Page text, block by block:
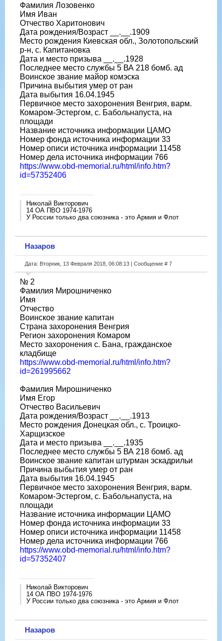
Фамилия Лозовенко
Имя Иван
Отчество Харитонович
Дата рождения/Возраст __.__.1909
Место рождения Киевская обл., Золотопольский
р-н, с. Капитановка
Дата и место призыва __.__.1928
Последнее место службы 5 ВА 218 бомб. ад
Воинское звание майор комэска
Причина выбытия умер от ран
Дата выбытия 16.04.1945
Первичное место захоронения Венгрия, варм.
Комаром-Эстергом, с. Бабольнапуста, на
площади
Название источника информации ЦАМО
Номер фонда источника информации 33
Номер описи источника информации 11458
Номер дела источника информации 766
https://www.obd-memorial.ru/html/info.htm?
id=57352406
Николай Викторович
14 ОА ПВО 1974-1976
У России только два союзника - это Армия и Флот
Назаров
Дата: Вторник, 13 Февраля 2018, 06:08:13 | Сообщение # 7
№ 2
Фамилия Мирошниченко
Имя
Отчество
Воинское звание капитан
Страна захоронения Венгрия
Регион захоронения Комаром
Место захоронения с. Бана, гражданское
кладбище
https://www.obd-memorial.ru/html/info.htm?
id=261995662
Фамилия Мирошниченко
Имя Егор
Отчество Васильевич
Дата рождения/Возраст __.__.1913
Место рождения Донецкая обл., с. Троицко-
Харщизское
Дата и место призыва __.__.1935
Последнее место службы 5 ВА 218 бомб. ад
Воинское звание капитан штурман эскадрильи
Причина выбытия умер от ран
Дата выбытия 16.04.1945
Первичное место захоронения Венгрия, варм.
Комаром-Эстергом, с. Бабольнапуста, на
площади
Название источника информации ЦАМО
Номер фонда источника информации 33
Номер описи источника информации 11458
Номер дела источника информации 766
https://www.obd-memorial.ru/html/info.htm?
id=57352407
Николай Викторович
14 ОА ПВО 1974-1976
У России только два союзника - это Армия и Флот
Назаров